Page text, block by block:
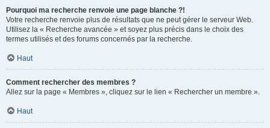
Pourquoi ma recherche renvoie une page blanche ?!
Votre recherche renvoie plus de résultats que ne peut gérer le serveur Web.
Utilisez la « Recherche avancée » et soyez plus précis dans le choix des
termes utilisés et des forums concernés par la recherche.
Haut
Comment rechercher des membres ?
Allez sur la page « Membres », cliquez sur le lien « Rechercher un membre ».
Haut